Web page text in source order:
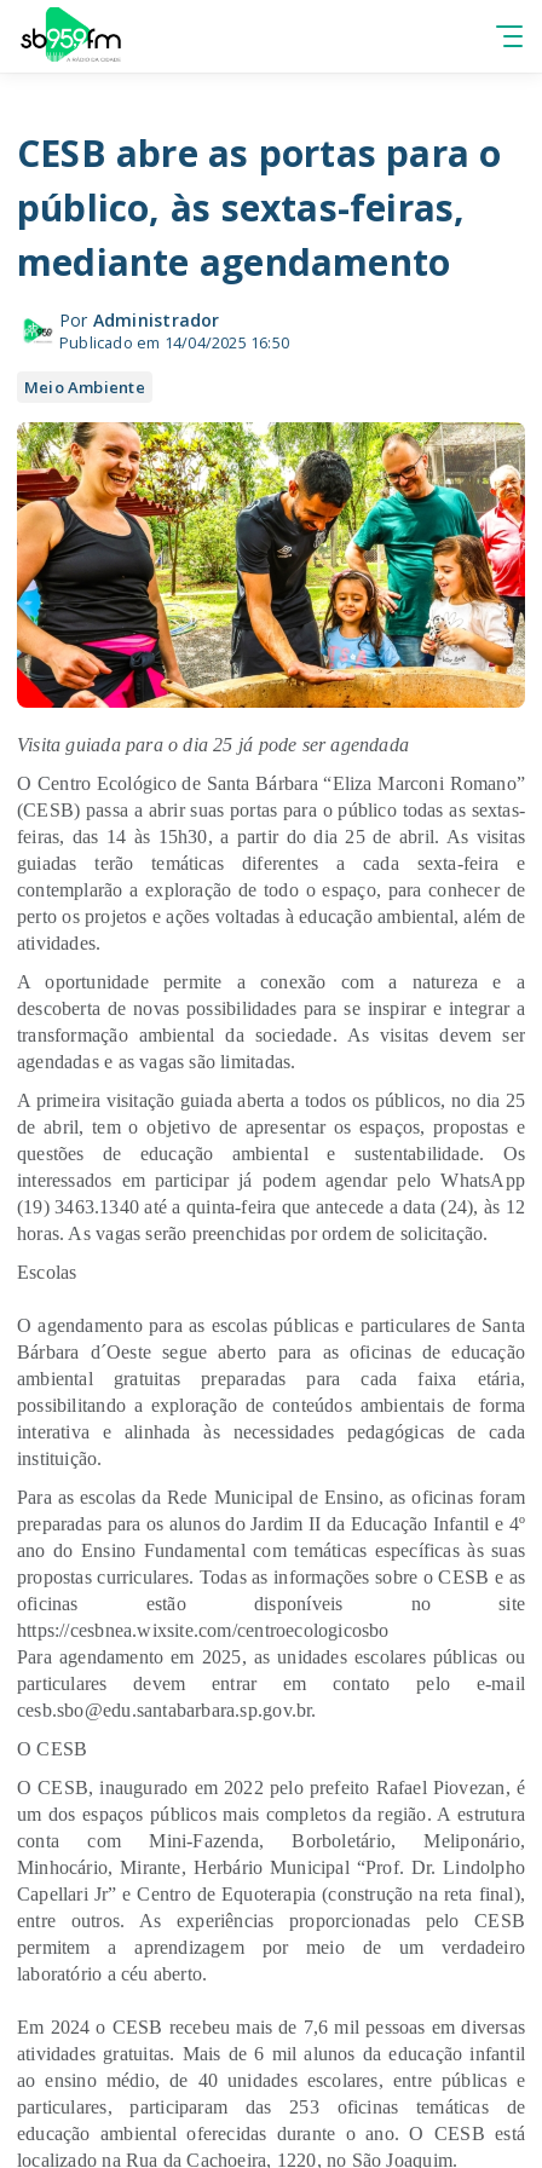
CESB abre as portas para o
público, às sextas-feiras,
mediante agendamento
Por Administrador
Publicado em 14/04/2025 16:50
Meio Ambiente
Visita guiada para o dia 25 já pode ser agendada
O Centro Ecológico de Santa Bárbara “Eliza Marconi Romano”
(CESB) passa a abrir suas portas para o público todas as sextas-
feiras, das 14 às 15h30, a partir do dia 25 de abril. As visitas
guiadas terão temáticas diferentes a cada sexta-feira e
contemplarão a exploração de todo o espaço, para conhecer de
perto os projetos e ações voltadas à educação ambiental, além de
atividades.
A oportunidade permite a conexão com a natureza e a
descoberta de novas possibilidades para se inspirar e integrar a
transformação ambiental da sociedade. As visitas devem ser
agendadas e as vagas são limitadas.
A primeira visitação guiada aberta a todos os públicos, no dia 25
de abril, tem o objetivo de apresentar os espaços, propostas e
questões de educação ambiental e sustentabilidade. Os
interessados em participar já podem agendar pelo WhatsApp
(19) 3463.1340 até a quinta-feira que antecede a data (24), às 12
horas. As vagas serão preenchidas por ordem de solicitação.
Escolas
O agendamento para as escolas públicas e particulares de Santa
Bárbara d´Oeste segue aberto para as oficinas de educação
ambiental gratuitas preparadas para cada faixa etária,
possibilitando a exploração de conteúdos ambientais de forma
interativa e alinhada às necessidades pedagógicas de cada
instituição.
Para as escolas da Rede Municipal de Ensino, as oficinas foram
preparadas para os alunos do Jardim II da Educação Infantil e 4º
ano do Ensino Fundamental com temáticas específicas às suas
propostas curriculares. Todas as informações sobre o CESB e as
oficinas estão disponíveis no site
https://cesbnea.wixsite.com/centroecologicosbo
Para agendamento em 2025, as unidades escolares públicas ou
particulares devem entrar em contato pelo e-mail
cesb.sbo@edu.santabarbara.sp.gov.br.
O CESB
O CESB, inaugurado em 2022 pelo prefeito Rafael Piovezan, é
um dos espaços públicos mais completos da região. A estrutura
conta com Mini-Fazenda, Borboletário, Meliponário,
Minhocário, Mirante, Herbário Municipal “Prof. Dr. Lindolpho
Capellari Jr” e Centro de Equoterapia (construção na reta final),
entre outros. As experiências proporcionadas pelo CESB
permitem a aprendizagem por meio de um verdadeiro
laboratório a céu aberto.
Em 2024 o CESB recebeu mais de 7,6 mil pessoas em diversas
atividades gratuitas. Mais de 6 mil alunos da educação infantil
ao ensino médio, de 40 unidades escolares, entre públicas e
particulares, participaram das 253 oficinas temáticas de
educação ambiental oferecidas durante o ano. O CESB está
localizado na Rua da Cachoeira, 1220, no São Joaquim.